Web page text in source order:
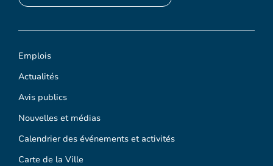
Emplois
Actualités
Avis publics
Nouvelles et médias
Calendrier des événements et activités
Carte de la Ville